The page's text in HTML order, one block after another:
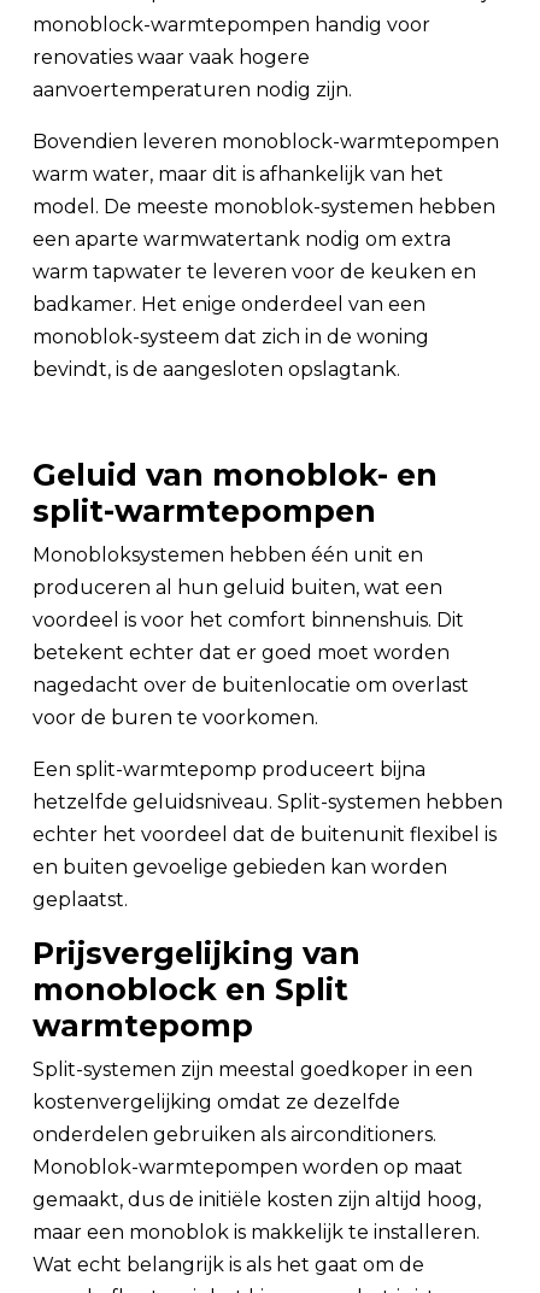
monoblock-warmtepompen handig voor
renovaties waar vaak hogere
aanvoertemperaturen nodig zijn.
Bovendien leveren monoblock-warmtepompen
warm water, maar dit is afhankelijk van het
model. De meeste monoblok-systemen hebben
een aparte warmwatertank nodig om extra
warm tapwater te leveren voor de keuken en
badkamer. Het enige onderdeel van een
monoblok-systeem dat zich in de woning
bevindt, is de aangesloten opslagtank.
Geluid van monoblok- en
split-warmtepompen
Monobloksystemen hebben één unit en
produceren al hun geluid buiten, wat een
voordeel is voor het comfort binnenshuis. Dit
betekent echter dat er goed moet worden
nagedacht over de buitenlocatie om overlast
voor de buren te voorkomen.
Een split-warmtepomp produceert bijna
hetzelfde geluidsniveau. Split-systemen hebben
echter het voordeel dat de buitenunit flexibel is
en buiten gevoelige gebieden kan worden
geplaatst.
Prijsvergelijking van
monoblock en Split
warmtepomp
Split-systemen zijn meestal goedkoper in een
kostenvergelijking omdat ze dezelfde
onderdelen gebruiken als airconditioners.
Monoblok-warmtepompen worden op maat
gemaakt, dus de initiële kosten zijn altijd hoog,
maar een monoblok is makkelijk te installeren.
Wat echt belangrijk is als het gaat om de